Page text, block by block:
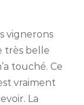
vignerons
très belle
touché. Ce
vraiment
La